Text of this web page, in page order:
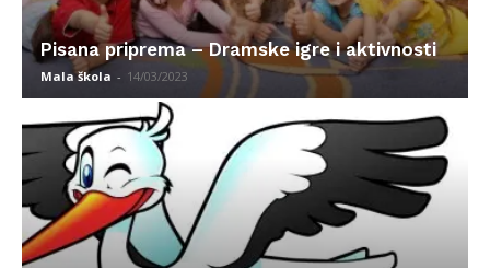
Pisana priprema – Dramske igre i aktivnosti
Mala škola - 14/03/2023